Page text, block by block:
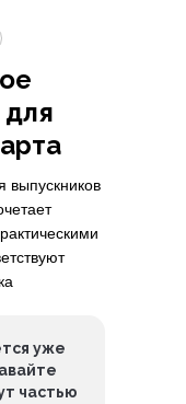
выпускников
уже
частью